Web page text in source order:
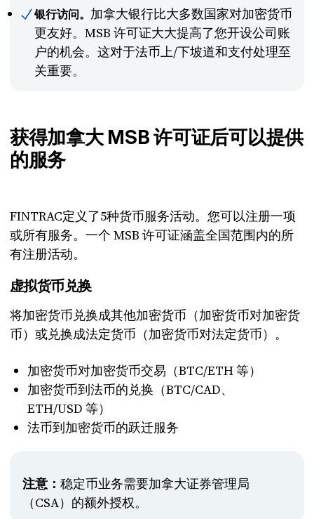
银行访问。 加拿大银行比大多数国家对加密货币
更友好。MSB 许可证大大提高了您开设公司账
户的机会。这对于法币上/下坡道和支付处理至
关重要。
获得加拿大 MSB 许可证后可以提供
的服务
FINTRAC定义了5种货币服务活动。您可以注册一项
或所有服务。一个 MSB 许可证涵盖全国范围内的所
有注册活动。
虚拟货币兑换
将加密货币兑换成其他加密货币（加密货币对加密货
币）或兑换成法定货币（加密货币对法定货币）。
加密货币对加密货币交易（BTC/ETH 等）
加密货币到法币的兑换（BTC/CAD、
ETH/USD 等）
法币到加密货币的跃迁服务
注意： 稳定币业务需要加拿大证券管理局
（CSA）的额外授权。